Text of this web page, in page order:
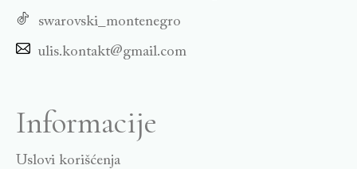
swarovski_montenegro
ulis.kontakt@gmail.com
Informacije
Uslovi korišćenja